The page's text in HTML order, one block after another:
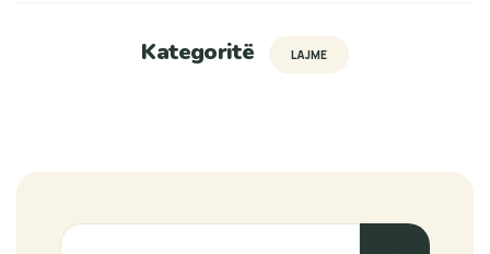
Kategoritë LAJME
Search